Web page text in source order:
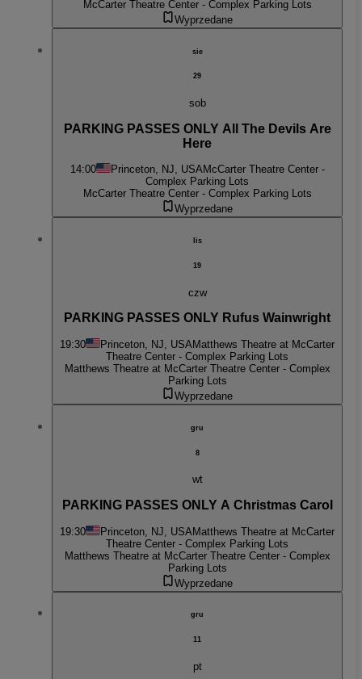
McCarter Theatre Center - Complex Parking Lots
Wyprzedane
sie
29
sob
PARKING PASSES ONLY All The Devils Are
Here
14:00 Princeton, NJ, USAMcCarter Theatre Center -
Complex Parking Lots
McCarter Theatre Center - Complex Parking Lots
Wyprzedane
lis
19
czw
PARKING PASSES ONLY Rufus Wainwright
19:30 Princeton, NJ, USA Matthews Theatre at McCarter
Theatre Center - Complex Parking Lots
Matthews Theatre at McCarter Theatre Center - Complex
Parking Lots
Wyprzedane
gru
8
wt
PARKING PASSES ONLY A Christmas Carol
19:30 Princeton, NJ, USAMatthews Theatre at McCarter
Theatre Center - Complex Parking Lots
Matthews Theatre at McCarter Theatre Center - Complex
Parking Lots
Wyprzedane
gru
11
pt